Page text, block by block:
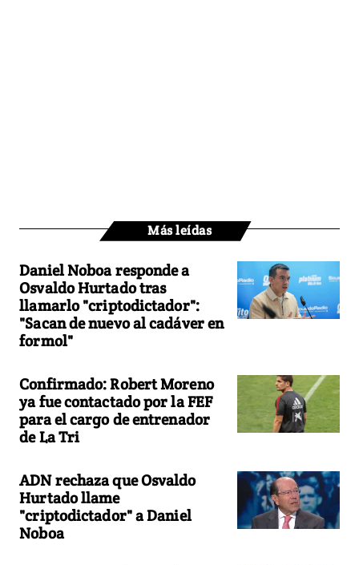
Más leídas
Daniel Noboa responde a
Osvaldo Hurtado tras
llamarlo "criptodictador":
"Sacan de nuevo al cadáver en
formol"
Confirmado: Robert Moreno
ya fue contactado por la FEF
para el cargo de entrenador
de La Tri
ADN rechaza que Osvaldo
Hurtado llame
"criptodictador" a Daniel
Noboa